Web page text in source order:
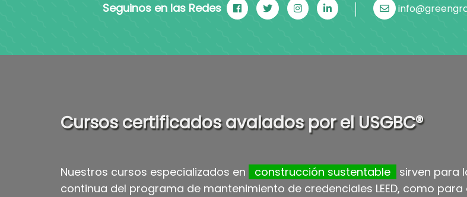
Seguinos en las Redes
Cursos certificados avalados por el USGBC®
Nuestros cursos especializados en construcción sustentable
sirven para
continua del programa de mantenimiento de credenciales LEED, como para